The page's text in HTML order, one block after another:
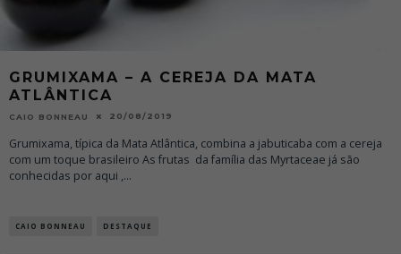
GRUMIXAMA – A CEREJA DA MATA
ATLÂNTICA
CAIO BONNEAU 20/08/2019
Grumixama, típica da Mata Atlântica, combina a jabuticaba com a cereja
com um toque brasileiro As frutas da família das Myrtaceae já são
conhecidas por aqui ,...
CAIO BONNEAU DESTAQUE